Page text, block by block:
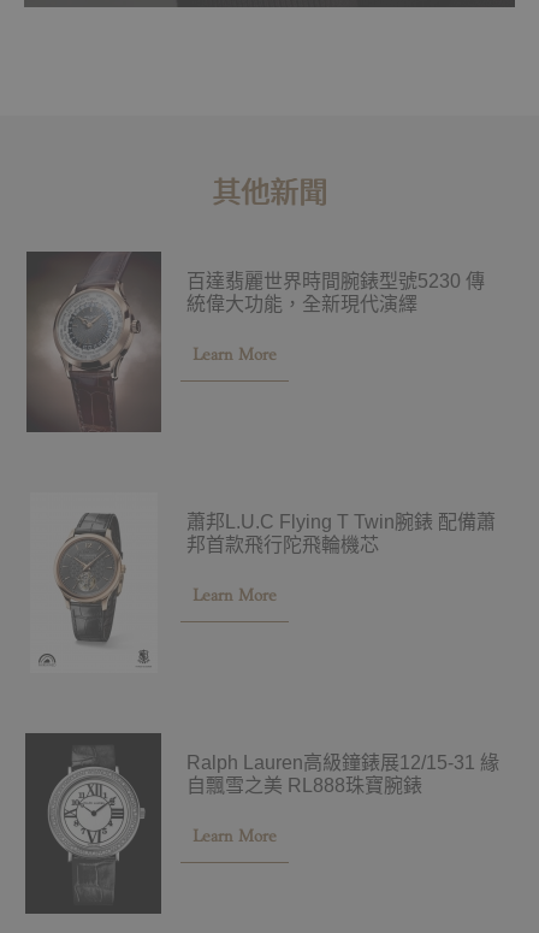
其他新聞
百達翡麗世界時間腕錶型號5230 傳
統偉大功能，全新現代演繹
Learn More
蕭邦L.U.C Flying T Twin腕錶 配備蕭
邦首款飛行陀飛輪機芯
Learn More
Ralph Lauren高級鐘錶展12/15-31 緣
自飄雪之美 RL888珠寶腕錶
Learn More